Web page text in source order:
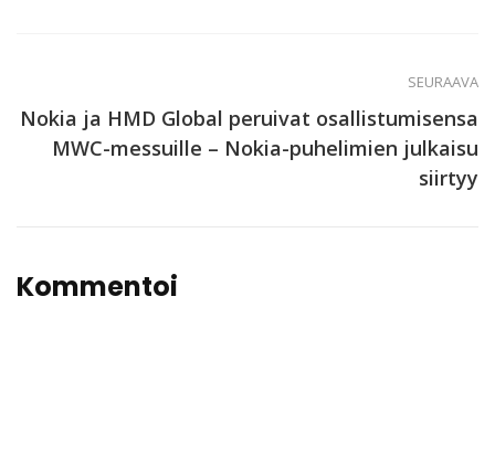
SEURAAVA
Nokia ja HMD Global peruivat osallistumisensa
MWC-messuille – Nokia-puhelimien julkaisu
siirtyy
Kommentoi